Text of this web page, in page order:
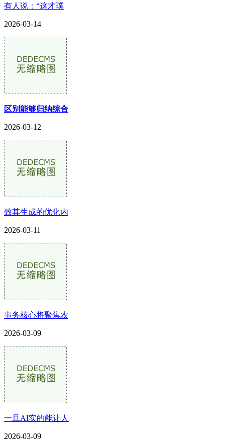
有人说：“这才璞
2026-03-14
区别能够归纳综合
2026-03-12
致其生成的优化内
2026-03-11
事务核心将聚焦农
2026-03-09
一旦AI实的能让人
2026-03-09